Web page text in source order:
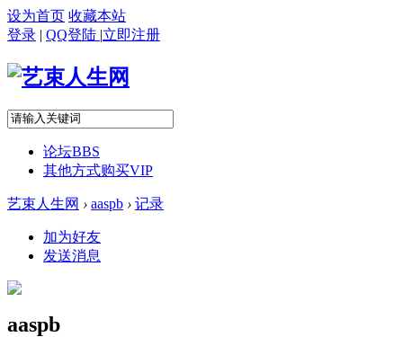
设为首页 收藏本站
登录 | QQ登陆 |立即注册
论坛BBS
其他方式购买VIP
艺束人生网 › aaspb › 记录
加为好友
发送消息
aaspb